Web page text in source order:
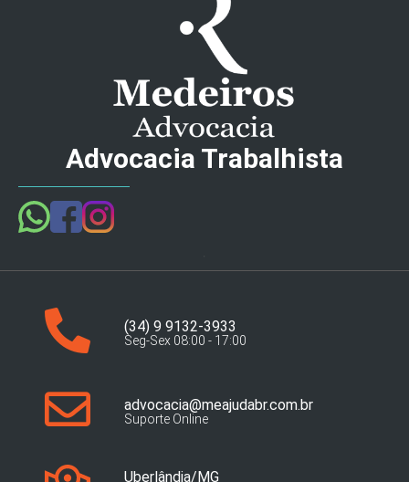
Advocacia Trabalhista
(34) 9 9132-3933
Seg-Sex 08:00 - 17:00
advocacia@meajudabr.com.br
Suporte Online
Uberlândia/MG